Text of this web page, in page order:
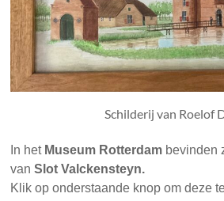
Schilderij van Roelof
In het Museum Rotterdam bevinden
vanSlot Valckensteyn.
Klik op onderstaande knop om deze